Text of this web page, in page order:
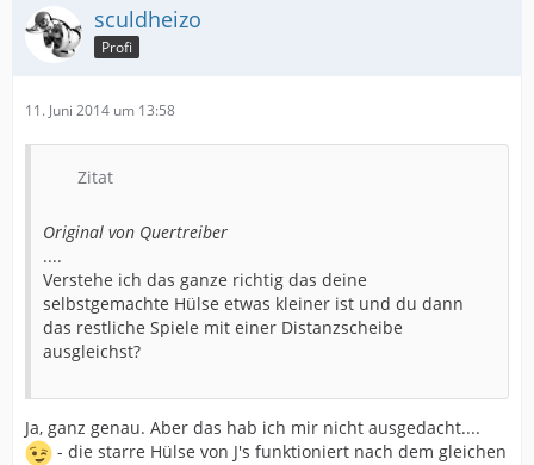
sculdheizo
Profi
11. Juni 2014 um 13:58
Zitat
Original von Quertreiber
....
Verstehe ich das ganze richtig das deine
selbstgemachte Hülse etwas kleiner ist und du dann
das restliche Spiele mit einer Distanzscheibe
ausgleichst?
Ja, ganz genau. Aber das hab ich mir nicht ausgedacht....
- die starre Hülse von J's funktioniert nach dem gleichen